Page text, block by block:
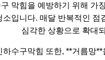
막힘을 예방하기 위해 가
소입니다. 매달 반복적인 점
심각한 상황으로 확대
하수구막힘 또한, **거름망